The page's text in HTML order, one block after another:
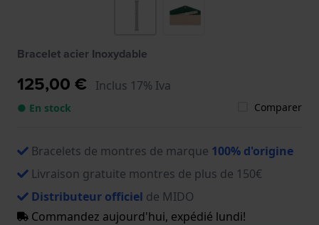
Bracelet acier Inoxydable
125,00 € Inclus 17% Iva
● En stock Comparer
Bracelets de montres de marque 100% d'origine
Livraison gratuite montres de plus de 150€
Distributeur officiel de MIDO
Commandez aujourd'hui, expédié lundi!